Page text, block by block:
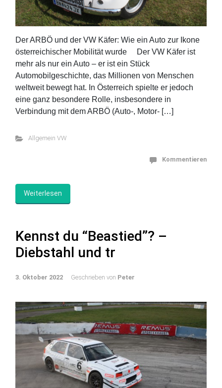
Der ARBÖ und der VW Käfer: Wie ein Auto zur Ikone
österreichischer Mobilität wurde Der VW Käfer ist
mehr als nur ein Auto – er ist ein Stück
Automobilgeschichte, das Millionen von Menschen
weltweit bewegt hat. In Österreich spielte er jedoch
eine ganz besondere Rolle, insbesondere in
Verbindung mit dem ARBÖ (Auto-, Motor- […]
Allgemein VW
Kommentieren
Weiterlesen
Kennst du “Beastied”? –
Diebstahl und tr
3. Oktober 2022 Geschrieben von Peter